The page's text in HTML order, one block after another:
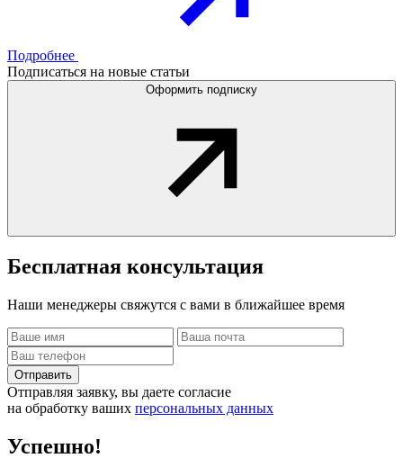
Подробнее
Подписаться на новые статьи
Оформить подписку
Бесплатная консультация
Наши менеджеры свяжутся с вами в ближайшее время
Отправить
Отправляя заявку, вы даете согласие
на обработку ваших персональных данных
Успешно!